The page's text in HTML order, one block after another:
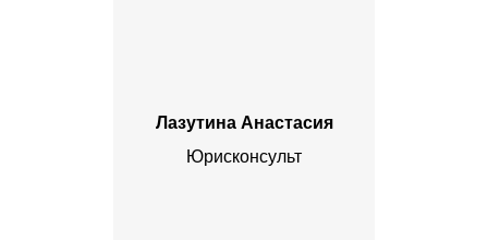
Лазутина Анастасия
Юрисконсульт